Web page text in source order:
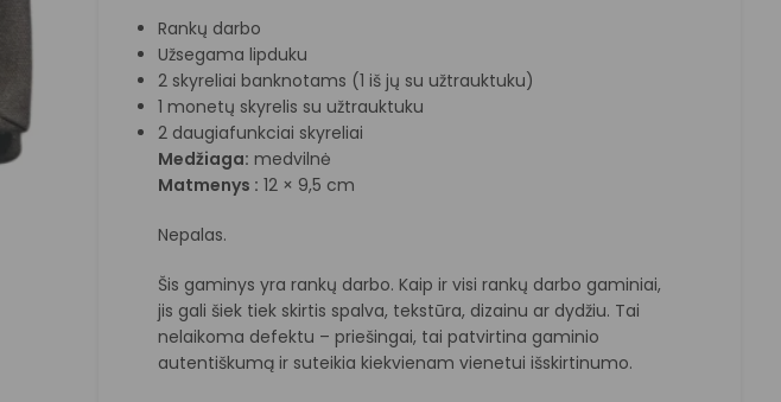
Rankų darbo
Užsegama lipduku
2 skyreliai banknotams (1 iš jų su užtrauktuku)
1 monetų skyrelis su užtrauktuku
2 daugiafunkciai skyreliai
Medžiaga: medvilnė
Matmenys : 12 × 9,5 cm
Nepalas.
Šis gaminys yra rankų darbo. Kaip ir visi rankų darbo gaminiai,
jis gali šiek tiek skirtis spalva, tekstūra, dizainu ar dydžiu. Tai
nelaikoma defektu – priešingai, tai patvirtina gaminio
autentiškumą ir suteikia kiekvienam vienetui išskirtinumo.